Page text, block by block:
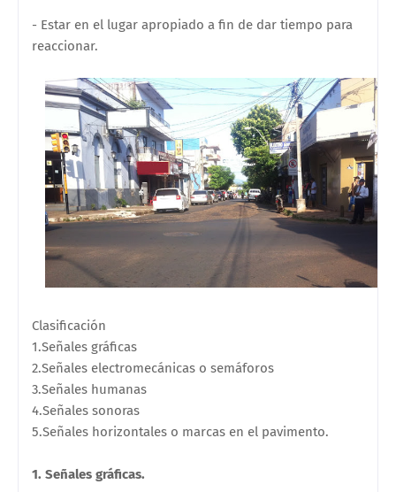
- Estar en el lugar apropiado a fin de dar tiempo para
reaccionar.
Clasificación
1.Señales gráficas
2.Señales electromecánicas o semáforos
3.Señales humanas
4.Señales sonoras
5.Señales horizontales o marcas en el pavimento.
1. Señales gráficas.